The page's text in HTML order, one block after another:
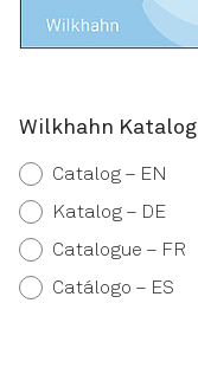
Wilkhahn Katalog
Catalog – EN
Katalog – DE
Catalogue – FR
Catálogo – ES